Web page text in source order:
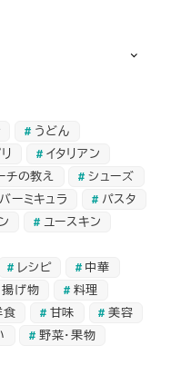
うどん
イタリアン
チの教え
シューズ
バーミキュラ
パスタ
ユースキン
レシピ
中華
揚げ物
料理
食 甘味
美容
野菜・果物